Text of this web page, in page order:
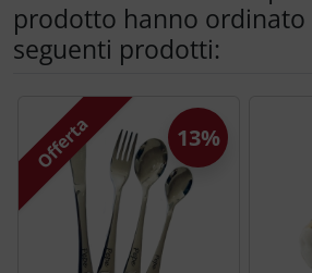
prodotto hanno ordinato
seguenti prodotti:
Segue uno slider dei prodotti:
Offerta 13%